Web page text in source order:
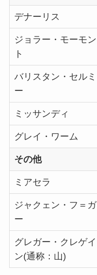
デナーリス
ジョラー・モーモン
ト
バリスタン・セルミ
ー
ミッサンディ
グレイ・ワーム
その他
ミアセラ
ジャクェン・フ＝ガ
ー
グレガー・クレゲイ
ン(通称：山)